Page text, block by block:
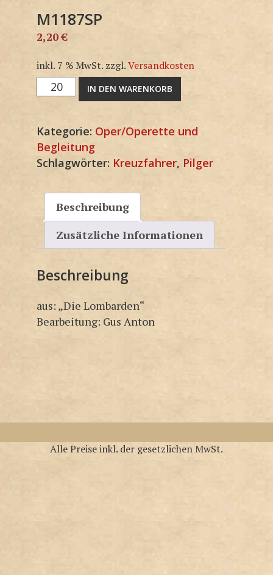
M1187SP
2,20€
inkl. 7 % MwSt. zzgl.Versandkosten
M1187SP
Menge
IN DEN WARENKORB
Kategorie: Oper/Operette und
Begleitung
Schlagwörter: Kreuzfahrer, Pilger
Beschreibung
Zusätzliche Informationen
Beschreibung
aus: „Die Lombarden“
Bearbeitung: Gus Anton
Alle Preise inkl. der gesetzlichen MwSt.